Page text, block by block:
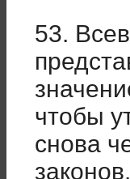
53.
чтобы
снова